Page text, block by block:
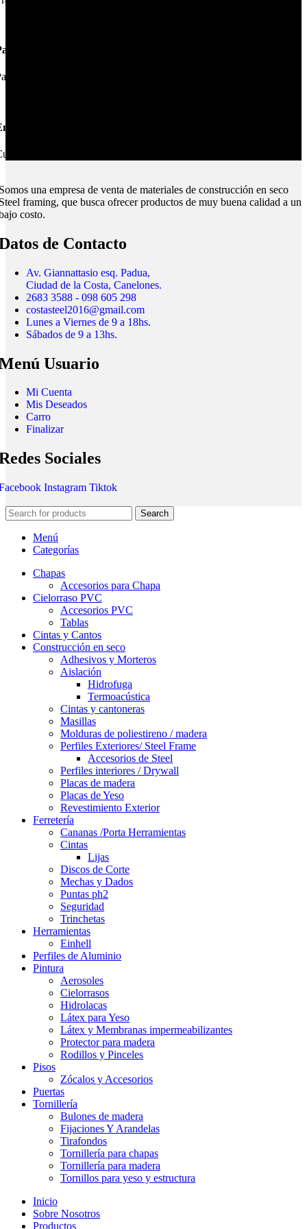
Seguros.
online en nuestra web.
Montevideo e Interior.
todo el país.
una empresa de venta de materiales de construcción en seco
framing, que busca ofrecer productos de muy buena calidad a un
costo.
de Contacto
Av. Giannattasio esq. Padua,
Ciudad de la Costa, Canelones.
2683 3588 - 098 605 298
costasteel2016@gmail.com
Lunes a Viernes de 9 a 18hs.
Sábados de 9 a 13hs.
Usuario
Mi Cuenta
Mis Deseados
Carro
Finalizar
Sociales
Instagram Tiktok
Search
Menú
Categorías
Chapas
Accesorios para Chapa
Cielorraso PVC
Accesorios PVC
Tablas
Cintas y Cantos
Construcción en seco
Adhesivos y Morteros
Aislación
Hidrofuga
Termoacústica
Cintas y cantoneras
Masillas
Molduras de poliestireno / madera
Perfiles Exteriores/ Steel Frame
Accesorios de Steel
Perfiles interiores / Drywall
Placas de madera
Placas de Yeso
Revestimiento Exterior
Ferretería
Cananas /Porta Herramientas
Cintas
Lijas
Discos de Corte
Mechas y Dados
Puntas ph2
Seguridad
Trinchetas
Herramientas
Einhell
Perfiles de Aluminio
Pintura
Aerosoles
Cielorrasos
Hidrolacas
Látex para Yeso
Látex y Membranas impermeabilizantes
Protector para madera
Rodillos y Pinceles
Pisos
Zócalos y Accesorios
Puertas
Tornillería
Bulones de madera
Fijaciones Y Arandelas
Tirafondos
Tornillería para chapas
Tornillería para madera
Tornillos para yeso y estructura
Inicio
Sobre Nosotros
Productos